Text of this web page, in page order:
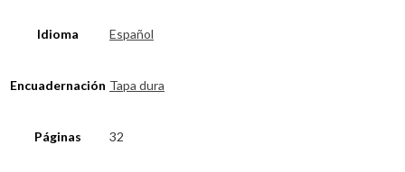
Idioma Español
Encuadernación Tapa dura
Páginas 32